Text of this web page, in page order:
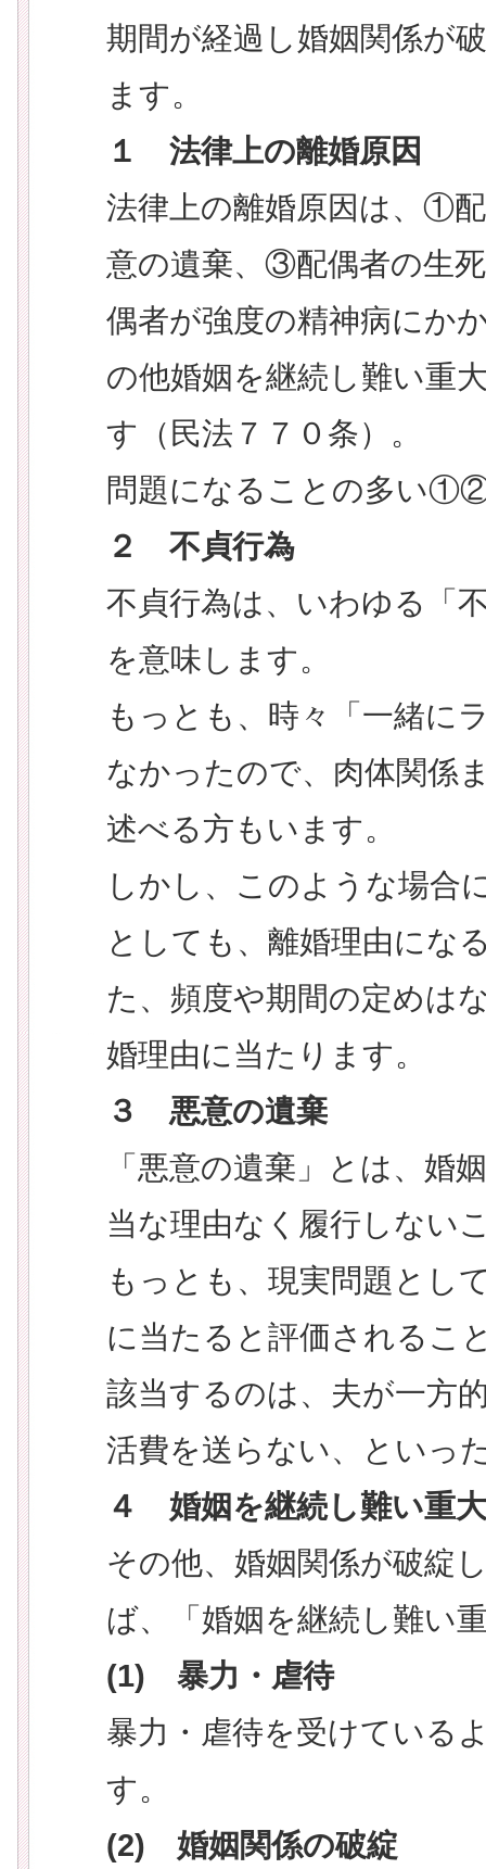
期間が経過し婚姻関係が
ます。
１ 法律上の離婚原因
法律上の離婚原因は、①
意の遺棄、③配偶者の生
偶者が強度の精神病にか
の他婚姻を継続し難い重
す（民法７７０条）。
問題になることの多い
２ 不貞行為
不貞行為は、いわゆる「
を意味します。
もっとも、時々「一緒に
なかったので、肉体関係
述べる方もいます。
しかし、このような場合
としても、離婚理由にな
た、頻度や期間の定めは
婚理由に当たります。
３ 悪意の遺棄
「悪意の遺棄」とは、婚
当な理由なく履行しない
もっとも、現実問題とし
に当たると評価されるこ
該当するのは、夫が一方
活費を送らない、といっ
４ 婚姻を継続し難い重
その他、婚姻関係が破綻
ば、「婚姻を継続し難い
(1) 暴力・虐待
暴力・虐待を受けている
す。
(2) 婚姻関係の破綻